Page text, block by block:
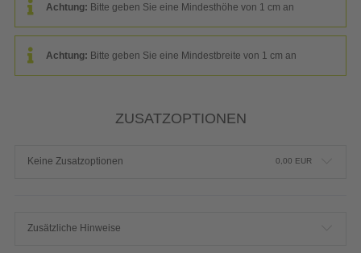
Achtung: Bitte geben Sie eine Mindesthöhe von 1 cm an
Achtung: Bitte geben Sie eine Mindestbreite von 1 cm an
ZUSATZOPTIONEN
Keine Zusatzoptionen 0,00 EUR
Zusätzliche Hinweise